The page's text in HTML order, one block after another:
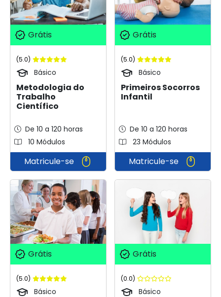
Grátis
(5.0)
Básico
Metodologia do
Trabalho
Científico
De 10 a 120 horas
10 Módulos
Matricule-se
Grátis
(5.0)
Básico
Primeiros Socorros
Infantil
De 10 a 120 horas
23 Módulos
Matricule-se
Grátis
(5.0)
Básico
Grátis
(0.0)
Básico